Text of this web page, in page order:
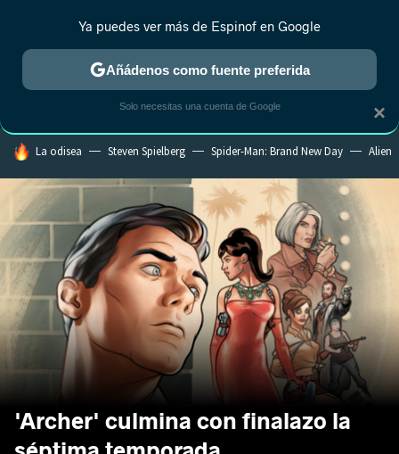
ESTRENOS REALITY ANIME RANKINGS CINE
HOY SE HABLA DE
La odisea Steven Spielberg Spider-Man: Brand New Day Alien
'Archer' culmina con finalazo la
×
Ya puedes ver más de Espinof en Google
Añádenos como fuente preferida
Solo necesitas una cuenta de Google